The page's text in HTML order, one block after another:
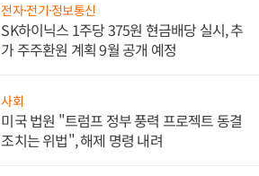
전자·전기·정보통신
SK하이닉스 1주당 375원 현금배당 실시, 추
가 주주환원 계획 9월 공개 예정
사회
미국 법원 "트럼프 정부 풍력 프로젝트 동결
조치는 위법", 해제 명령 내려